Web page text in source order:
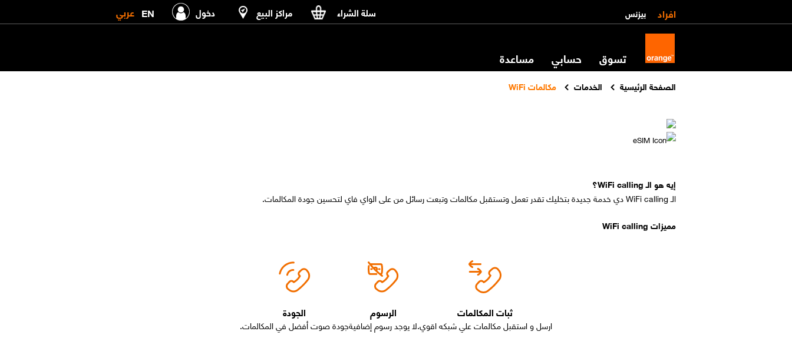
افراد بيزنس سلة الشراء مراكز البيع دخول EN عربي
تسوق حسابي مساعدة
الصفحة الرئيسية الخدمات مكالمات WiFi
إيه هو الـ WiFi calling؟
الـ WiFi calling دي خدمة جديدة بتخليك تقدر تعمل وتستقبل مكالمات وتبعت رسائل من على الواي فاي لتحسين جودة المكالمات.
مميزات WiFi calling
ثبات المكالمات
ارسل و استقبل مكالمات علي شبكه اقوي.
الرسوم
لا يوجد رسوم إضافية
الجودة
جودة صوت أفضل في المكالمات.